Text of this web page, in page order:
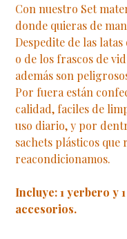
Con nuestro Set
donde quieras de
Despedite de las
o de los frascos de
además son
Por fuera están
calidad, faciles de
uso diario, y por
sachets plásticos que
reacondicionamos.
Incluye: 1 yerbero y
accesorios.